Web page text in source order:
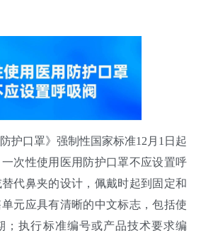
护口罩》强制性国家标准12月1日起
次性使用医用防护口罩不应设置呼
代鼻夹的设计，佩戴时起到固定和
元应具有清晰的中文标志，包括使
；执行标准编号或产品技术要求编